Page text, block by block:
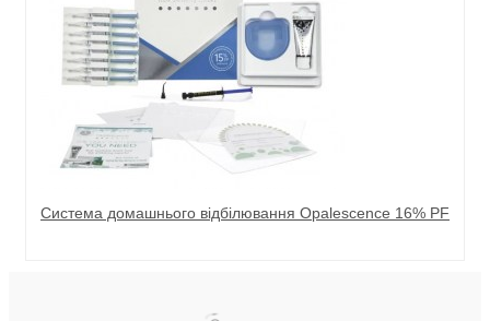
Система домашнього відбілювання Opalescence 16% PF